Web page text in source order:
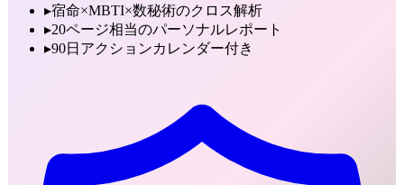
▸宿命×MBTI×数秘術のクロス解析
▸20ページ相当のパーソナルレポート
▸90日アクションカレンダー付き